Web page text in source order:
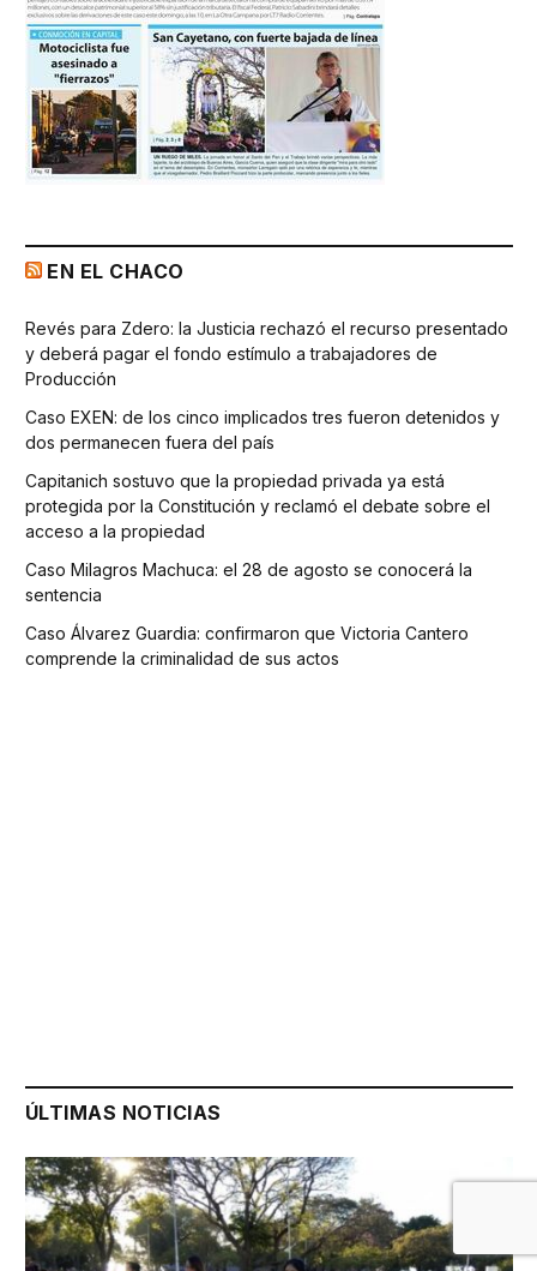
EN EL CHACO
Revés para Zdero: la Justicia rechazó el recurso presentado
y deberá pagar el fondo estímulo a trabajadores de
Producción
Caso EXEN: de los cinco implicados tres fueron detenidos y
dos permanecen fuera del país
Capitanich sostuvo que la propiedad privada ya está
protegida por la Constitución y reclamó el debate sobre el
acceso a la propiedad
Caso Milagros Machuca: el 28 de agosto se conocerá la
sentencia
Caso Álvarez Guardia: confirmaron que Victoria Cantero
comprende la criminalidad de sus actos
ÚLTIMAS NOTICIAS